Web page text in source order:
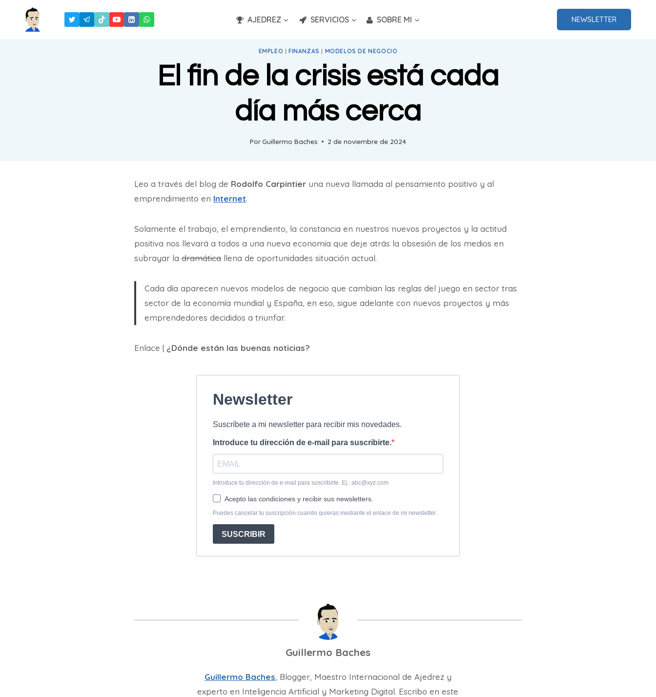
AJEDREZ SERVICIOS SOBRE MI NEWSLETTER
EMPLEO |FINANZAS | MODELOS DE NEGOCIO
El fin de la crisis está cada
día más cerca
PorGuillermo Baches 2 de noviembre de 2024
Leo a través del blog de Rodolfo Carpintier una nueva llamada al pensamiento positivo y al
emprendimiento en Internet.
Solamente el trabajo, el emprendiento, la constancia en nuestros nuevos proyectos y la actitud
positiva nos llevará a todos a una nueva economía que deje atrás la obsesión de los medios en
subrayar la dramática llena de oportunidades situación actual.
Cada día aparecen nuevos modelos de negocio que cambian las reglas del juego en sector tras
sector de la economía mundial y España, en eso, sigue adelante con nuevos proyectos y más
emprendedores decididos a triunfar.
Enlace | ¿Dónde están las buenas noticias?
Guillermo Baches
Guillermo Baches, Blogger, Maestro Internacional de Ajedrez y
experto en Inteligencia Artificial y Marketing Digital. Escribo en este